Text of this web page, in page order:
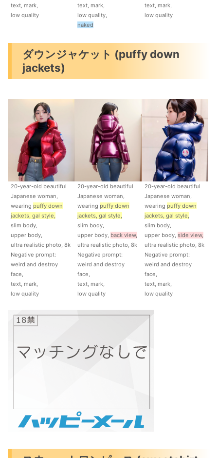
text, mark,
low quality
text, mark,
low quality,
naked
text, mark,
low quality
ダウンジャケット (puffy down
jackets)
20-year-old beautiful
Japanese woman,
wearing puffy down
jackets, gal style,
slim body,
upper body,
ultra realistic photo, 8k
Negative prompt:
weird and destroy
face,
text, mark,
low quality
20-year-old beautiful
Japanese woman,
wearingpuffy down
jackets, gal style,
slim body,
upper body, back view,
ultra realistic photo, 8k
Negative prompt:
weird and destroy
face,
text, mark,
low quality
20-year-old beautiful
Japanese woman,
wearing puffy down
jackets, gal style,
slim body,
upper body, side view,
ultra realistic photo, 8k
Negative prompt:
weird and destroy
face,
text, mark,
low quality